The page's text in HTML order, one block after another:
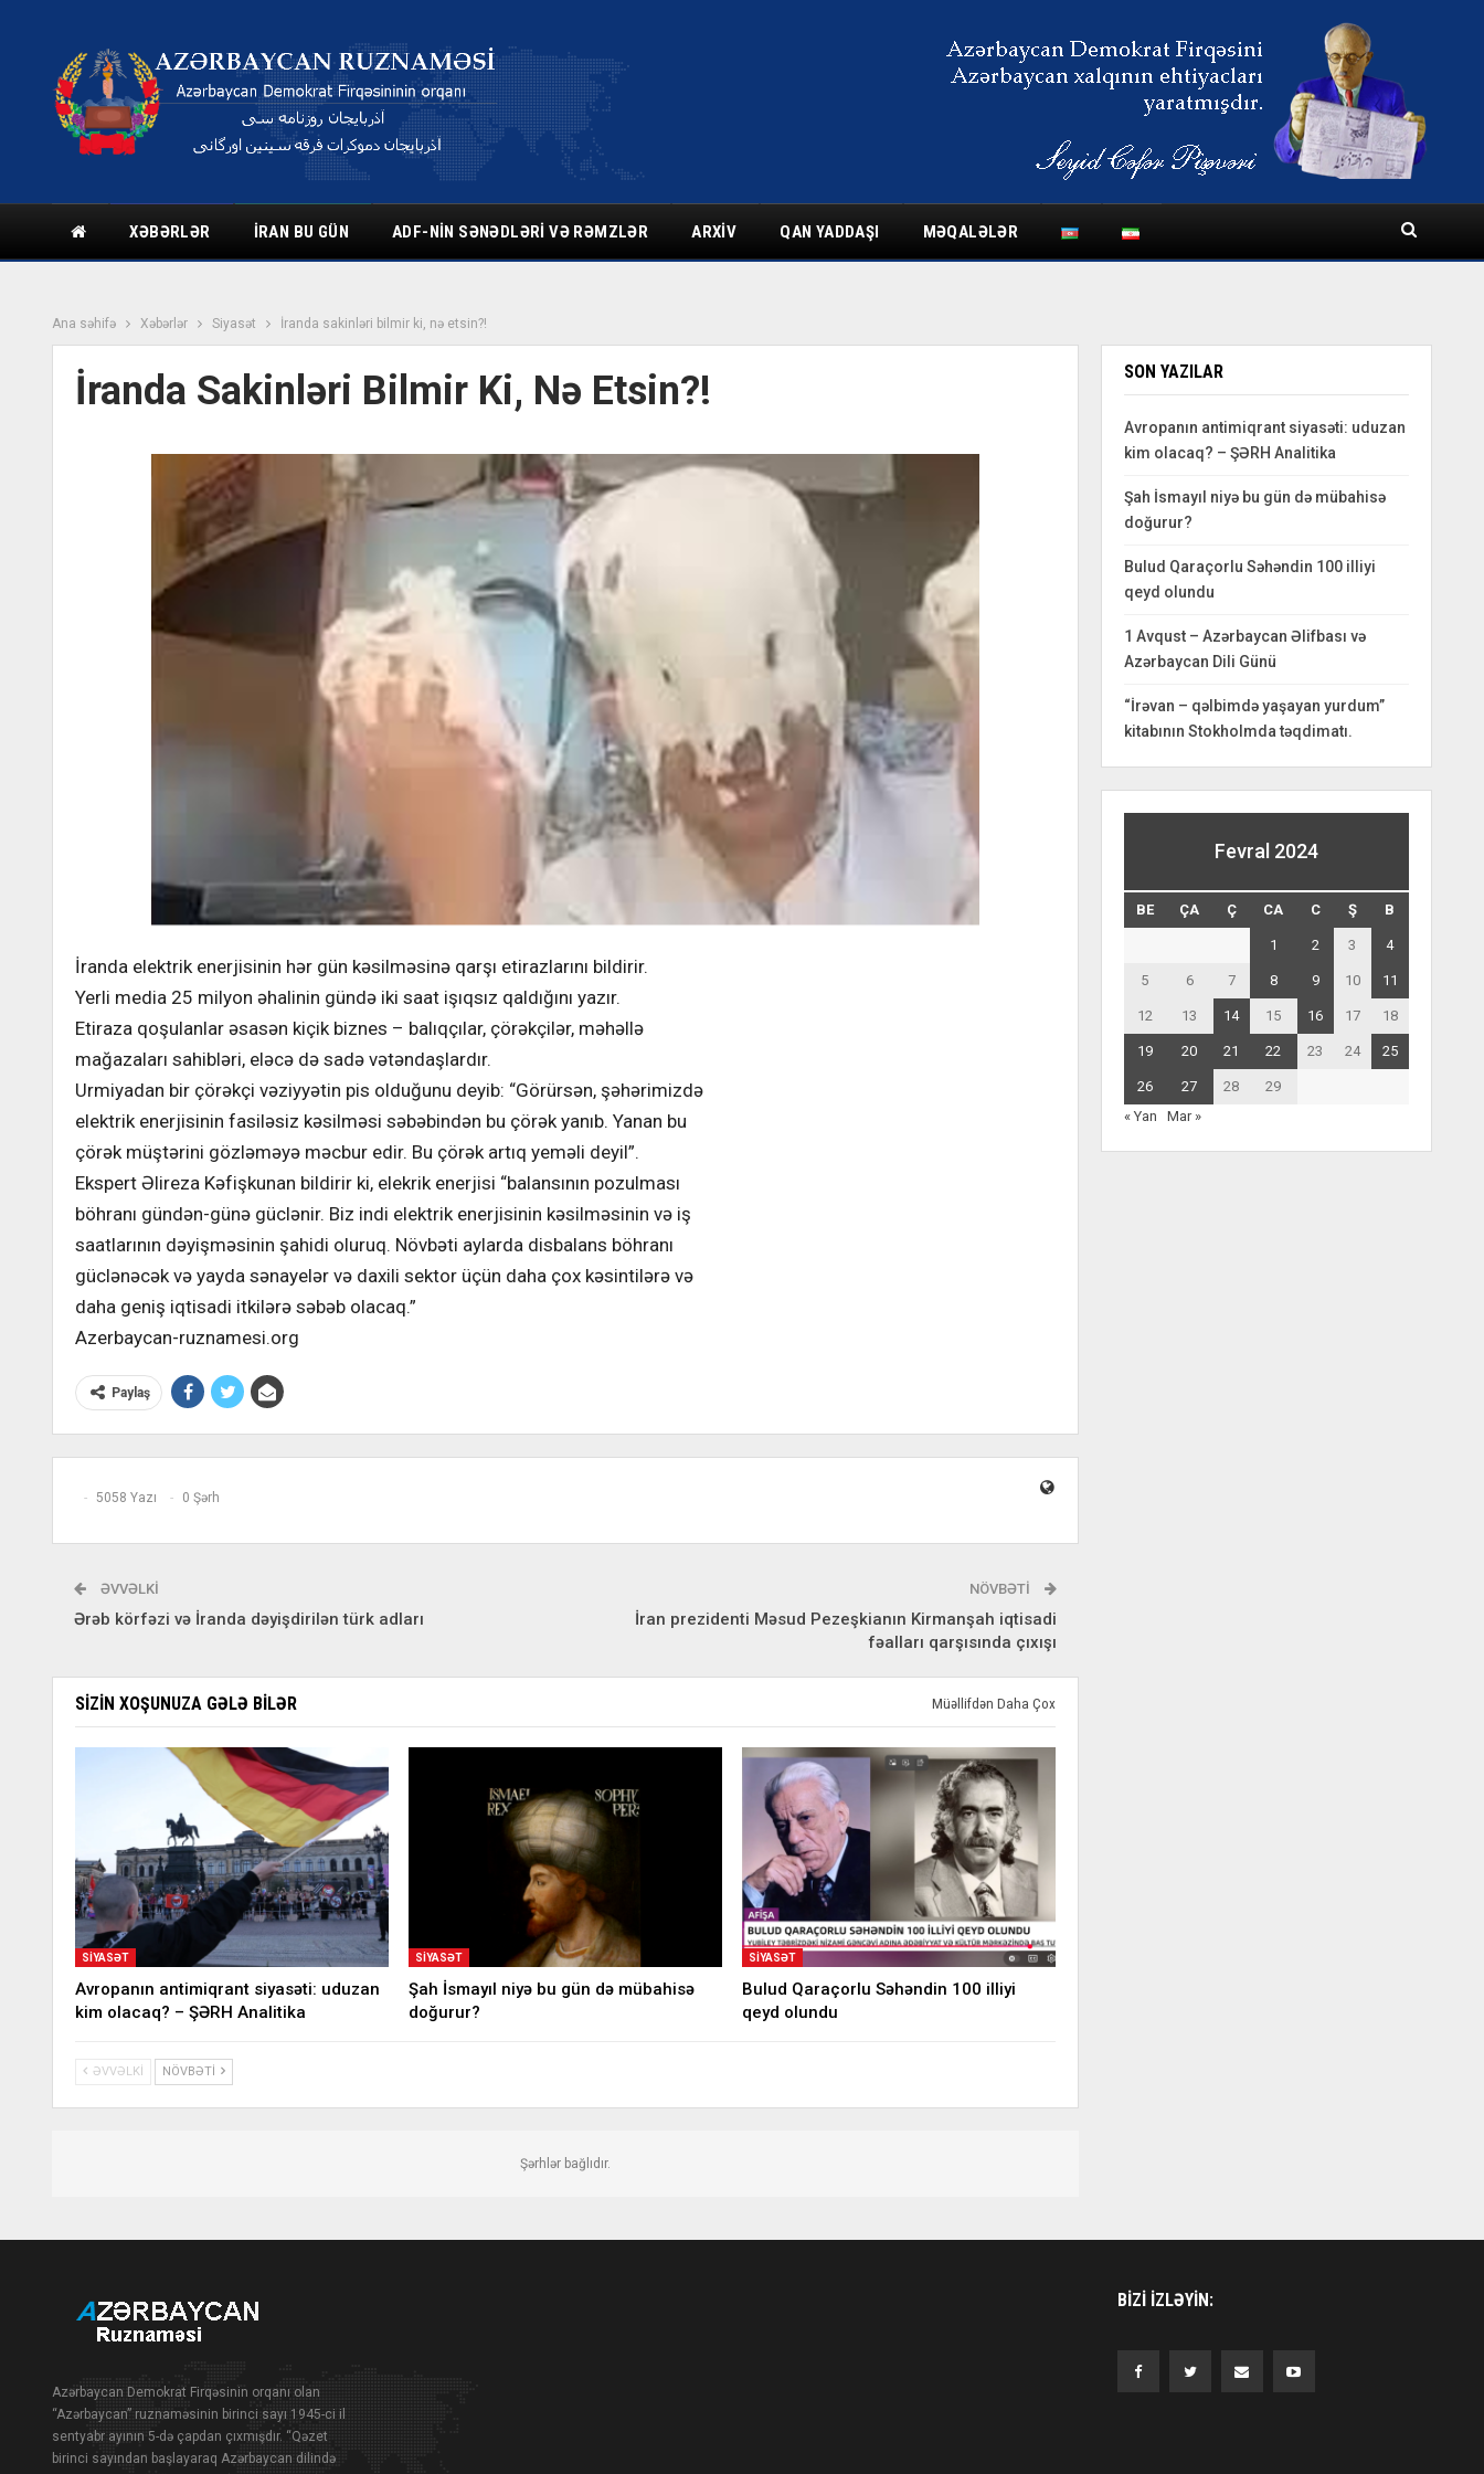
XƏBƏRLƏR İRAN BU GÜN ADF-NIN SƏNƏDLƏRI VƏ RƏMZLƏR ARXIV QAN YADDAŞI MƏQALƏLƏR
Ana səhifə Xəbərlər Siyasət İranda sakinləri bilmir ki, nə etsin?!
İranda Sakinləri Bilmir Ki, Nə Etsin?!
İranda elektrik enerjisinin hər gün kəsilməsinə qarşı etirazlarını bildirir.
Yerli media 25 milyon əhalinin gündə iki saat işıqsız qaldığını yazır.
Etiraza qoşulanlar əsasən kiçik biznes – balıqçılar, çörəkçilər, məhəllə
mağazaları sahibləri, eləcə də sadə vətəndaşlardır.
Urmiyadan bir çörəkçi vəziyyətin pis olduğunu deyib: “Görürsən, şəhərimizdə
elektrik enerjisinin fasiləsiz kəsilməsi səbəbindən bu çörək yanıb. Yanan bu
çörək müştərini gözləməyə məcbur edir. Bu çörək artıq yeməli deyil”.
Ekspert Əlireza Kəfişkunan bildirir ki, elekrik enerjisi “balansının pozulması
böhranı gündən-günə güclənir. Biz indi elektrik enerjisinin kəsilməsinin və iş
saatlarının dəyişməsinin şahidi oluruq. Növbəti aylarda disbalans böhranı
güclənəcək və yayda sənayelər və daxili sektor üçün daha çox kəsintilərə və
daha geniş iqtisadi itkilərə səbəb olacaq.”
Azerbaycan-ruznamesi.org
Paylaş
5058 Yazı 0 Şərh
ƏVVƏLKI
Ərəb körfəzi və İranda dəyişdirilən türk adları
NÖVBƏTI
İran prezidenti Məsud Pezeşkianın Kirmanşah iqtisadi
fəalları qarşısında çıxışı
SIZIN XOŞUNUZA GƏLƏ BILƏR Müəllifdən Daha Çox
SIYASƏT
Avropanın antimiqrant siyasəti: uduzan
kim olacaq? – ŞƏRH Analitika
SIYASƏT
Şah İsmayıl niyə bu gün də mübahisə
doğurur?
SIYASƏT
Bulud Qaraçorlu Səhəndin 100 illiyi
qeyd olundu
ƏVVƏLKI NÖVBƏTI
Şərhlər bağlıdır.
SON YAZILAR
Avropanın antimiqrant siyasəti: uduzan
kim olacaq? – ŞƏRH Analitika
Şah İsmayıl niyə bu gün də mübahisə
doğurur?
Bulud Qaraçorlu Səhəndin 100 illiyi
qeyd olundu
1 Avqust – Azərbaycan Əlifbası və
Azərbaycan Dili Günü
“İrəvan – qəlbimdə yaşayan yurdum”
kitabının Stokholmda təqdimatı.
Fevral 2024
BE ÇA Ç CA C Ş B
1 2 3 4
5 6 7 8 9 10 11
12 13 14 15 16 17 18
19 20 21 22 23 24 25
26 27 28
29
« Yan
Mar »
Azərbaycan Demokrat Firqəsinin orqanı olan
“Azərbaycan” ruznaməsinin birinci sayı 1945-ci il
sentyabr ayının 5-də çapdan çıxmışdır. “Qəzet
birinci sayından başlayaraq Azərbaycan dilində
BIZI IZLƏYIN: